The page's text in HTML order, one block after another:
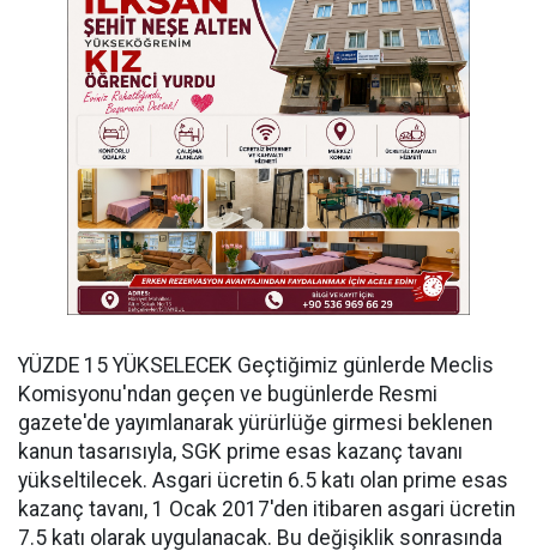
YÜZDE 15 YÜKSELECEK Geçtiğimiz günlerde Meclis
Komisyonu'ndan geçen ve bugünlerde Resmi
gazete'de yayımlanarak yürürlüğe girmesi beklenen
kanun tasarısıyla, SGK prime esas kazanç tavanı
yükseltilecek. Asgari ücretin 6.5 katı olan prime esas
kazanç tavanı, 1 Ocak 2017'den itibaren asgari ücretin
7.5 katı olarak uygulanacak. Bu değişiklik sonrasında